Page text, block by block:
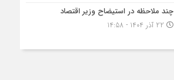
چند ملاحظه در استیضاح وزیر اقتصاد